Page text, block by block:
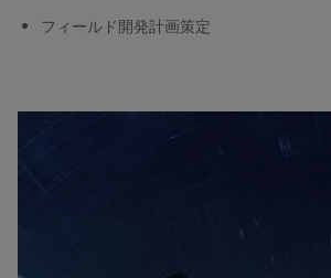
フィールド開発計画策定